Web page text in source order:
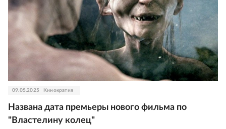
09.05.2025 Кинократия
Названа дата премьеры нового фильма по
"Властелину колец"